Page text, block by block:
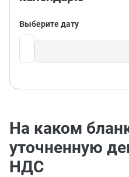
Выберите дату
На каком
уточненную
НДС